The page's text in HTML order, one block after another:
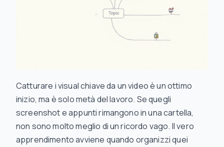
Catturare i visual chiave da un video è un ottimo
inizio, ma è solo metà del lavoro. Se quegli
screenshot e appunti rimangono in una cartella,
non sono molto meglio di un ricordo vago. Il vero
apprendimento avviene quando organizzi quei